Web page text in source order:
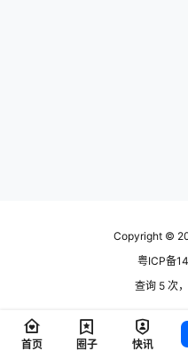
Copyright ©
粤ICP备
查询 5 次
首页 圈子 快讯